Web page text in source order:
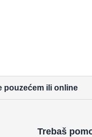
pouzećem ili online
Trebaš